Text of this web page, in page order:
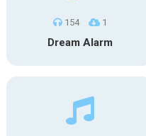
154 1
Dream Alarm